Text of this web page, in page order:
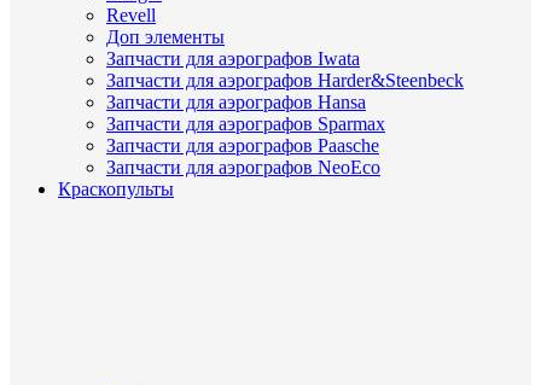
Revell
Доп элементы
Запчасти для аэрографов Iwata
Запчасти для аэрографов Harder&Steenbeck
Запчасти для аэрографов Hansa
Запчасти для аэрографов Sparmax
Запчасти для аэрографов Paasche
Запчасти для аэрографов NeoEco
Краскопульты